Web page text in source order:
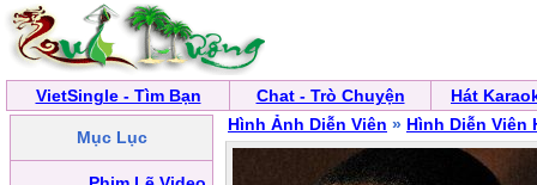
VietSingle - Tìm Bạn Chat - Trò Chuyện Hát
Mục Lục
Hình Ảnh Diễn Viên » Hình Diễn Viên